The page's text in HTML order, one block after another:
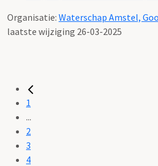
Organisatie: Waterschap Amstel,
laatste wijziging 26-03-2025
1
...
2
3
4